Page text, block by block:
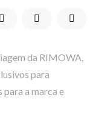
da RIMOWA,
para
a marca e